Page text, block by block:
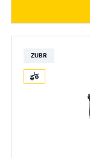
ZUBR